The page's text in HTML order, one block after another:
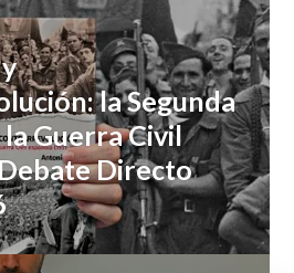
la Segunda
Guerra Civil
Directo